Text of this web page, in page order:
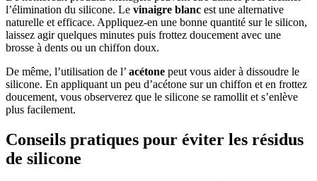
l’élimination du silicone. Le vinaigre blanc est une alternative
naturelle et efficace. Appliquez-en une bonne quantité sur le silicon,
laissez agir quelques minutes puis frottez doucement avec une
brosse à dents ou un chiffon doux.
De même, l’utilisation de l’ acétone peut vous aider à dissoudre le
silicone. En appliquant un peu d’acétone sur un chiffon et en frottez
doucement, vous observerez que le silicone se ramollit et s’enlève
plus facilement.
Conseils pratiques pour éviter les résidus
de silicone